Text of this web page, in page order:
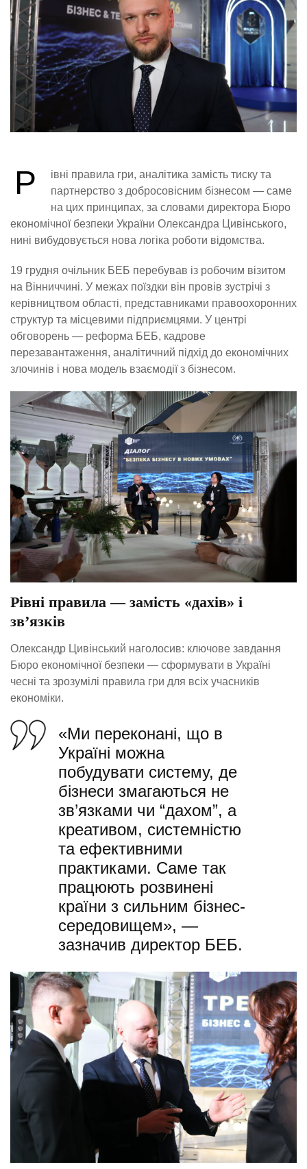
Р
івні правила гри, аналітика замість тиску та
партнерство з добросовісним бізнесом — саме
на цих принципах, за словами директора Бюро
економічної безпеки України Олександра Цивінського,
нині вибудовується нова логіка роботи відомства.
19 грудня очільник БЕБ перебував із робочим візитом
на Вінниччині. У межах поїздки він провів зустрічі з
керівництвом області, представниками правоохоронних
структур та місцевими підприємцями. У центрі
обговорень — реформа БЕБ, кадрове
перезавантаження, аналітичний підхід до економічних
злочинів і нова модель взаємодії з бізнесом.
Рівні правила — замість «дахів» і
зв’язків
Олександр Цивінський наголосив: ключове завдання
Бюро економічної безпеки — сформувати в Україні
чесні та зрозумілі правила гри для всіх учасників
економіки.
«Ми переконані, що в
Україні можна
побудувати систему, де
бізнеси змагаються не
зв’язками чи “дахом”, а
креативом, системністю
та ефективними
практиками. Саме так
працюють розвинені
країни з сильним бізнес-
середовищем», —
зазначив директор БЕБ.